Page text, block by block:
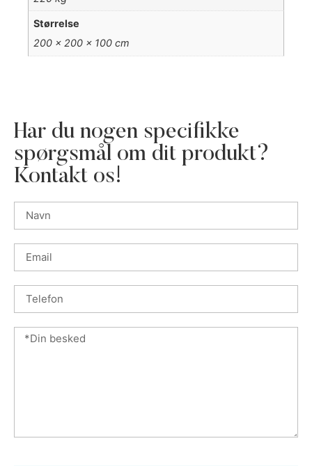
Størrelse
200 × 200 × 100 cm
Har du nogen specifikke
spørgsmål om dit produkt?
Kontakt os!